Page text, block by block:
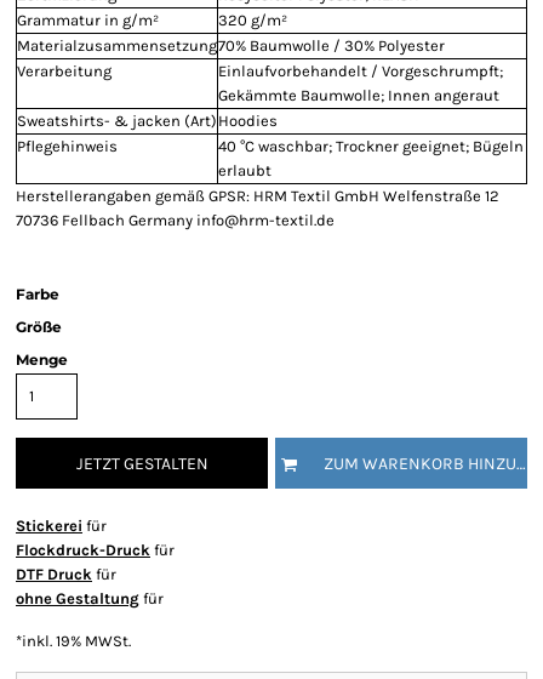
Grammatur in g/m²
320 g/m²
Materialzusammensetzung70% Baumwolle / 30% Polyester
Verarbeitung
Einlaufvorbehandelt / Vorgeschrumpft;
Gekämmte Baumwolle; Innen angeraut
Sweatshirts- & jacken (Art) Hoodies
Pflegehinweis
40 °C waschbar; Trockner geeignet; Bügeln
erlaubt
Herstellerangaben gemäß GPSR: HRM Textil GmbH Welfenstraße 12
70736 Fellbach Germany info@hrm-textil.de
Farbe
Größe
Menge
JETZT GESTALTEN ZUM WARENKORB HINZUFÜGEN
Stickerei für
Flockdruck-Druck für
DTF Druck für
ohne Gestaltung für
*inkl. 19% MWSt.